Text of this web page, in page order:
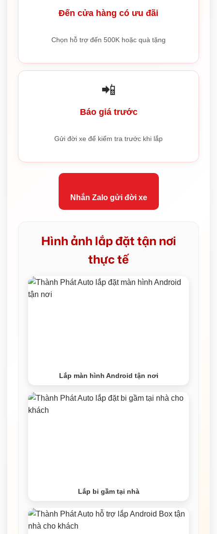
Đến cửa hàng có ưu đãi
Chọn hỗ trợ đến 500K hoặc quà tặng
📲
Báo giá trước
Gửi đời xe để kiểm tra trước khi lắp
Nhắn Zalo gửi đời xe
Hình ảnh lắp đặt tận nơi
thực tế
Lắp màn hình Android tận nơi
Lắp bi gầm tại nhà